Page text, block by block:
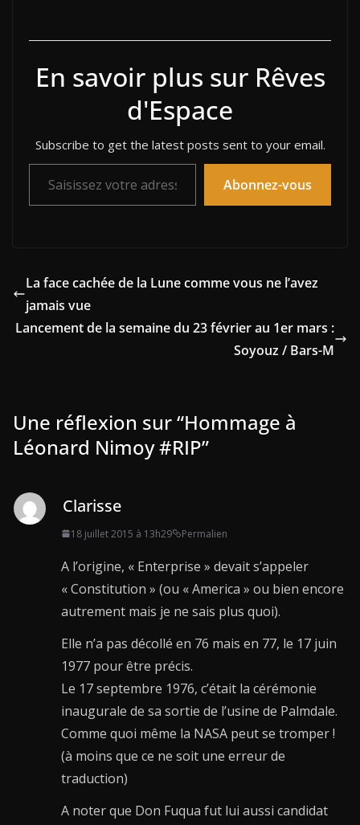
En savoir plus sur Rêves
d'Espace
Subscribe to get the latest posts sent to your email.
Saisissez votre adresse e-mail…
Abonnez-vous
La face cachée de la Lune comme vous ne l’avez
jamais vue
Lancement de la semaine du 23 février au 1er mars :
Soyouz / Bars-M
Une réflexion sur “Hommage à
Léonard Nimoy #RIP”
Clarisse
18 juillet 2015 à 13h29 Permalien
A l’origine, « Enterprise » devait s’appeler
« Constitution » (ou « America » ou bien encore
autrement mais je ne sais plus quoi).
Elle n’a pas décollé en 76 mais en 77, le 17 juin
1977 pour être précis.
Le 17 septembre 1976, c’était la cérémonie
inaugurale de sa sortie de l’usine de Palmdale.
Comme quoi même la NASA peut se tromper !
(à moins que ce ne soit une erreur de
traduction)
A noter que Don Fuqua fut lui aussi candidat